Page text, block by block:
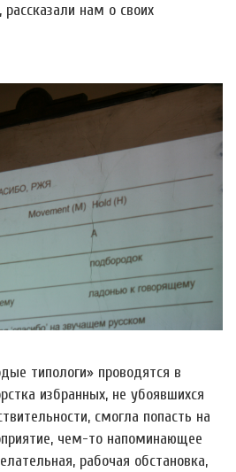
нам о своих
типологи» проводятся в
избранных, не убоявшихся
смогла попасть на
чем-то напоминающее
рабочая обстановка,